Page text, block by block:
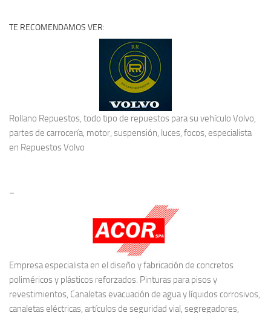
TE RECOMENDAMOS VER:
Rollano Repuestos, todo tipo de repuestos para su vehículo Volvo,
partes de carrocería, motor, suspensión, luces, focos, especialista
en Repuestos Volvo
–
Empresa especialista en el diseño y fabricación de concretos
poliméricos y plásticos reforzados. Pinturas para pisos y
revestimientos, Canaletas evacuación de agua y líquidos corrosivos,
canaletas eléctricas, artículos de seguridad vial, segregadores,